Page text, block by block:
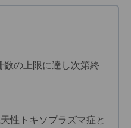
数の上限に達し次第終
性トキソプラズマ症と